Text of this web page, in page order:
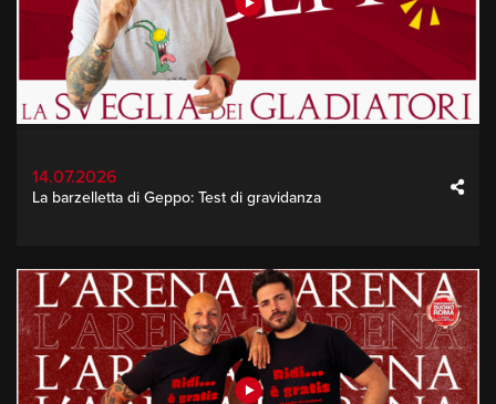
14.07.2026
La barzelletta di Geppo: Test di gravidanza